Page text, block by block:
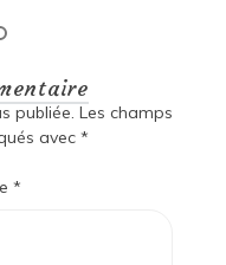
publiée. Les champs
avec *
*